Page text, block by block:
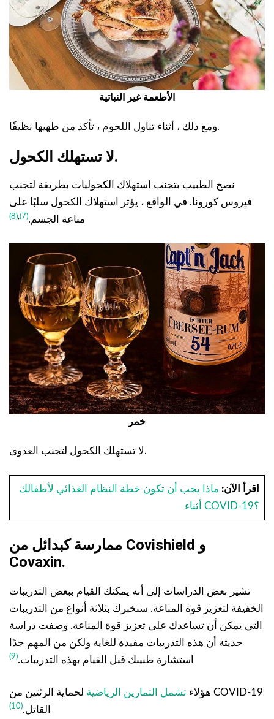
الأطعمة غير النباتية
ومع ذلك ، أثناء تناول اللحوم ، تأكد من طهيها نظيفًا.
لا تستهلك الكحول.
نصح الطبيب بتجنب استهلاك الكحوليات بطريقة لتجنب
فيروس كورونا. في الواقع ، يؤثر استهلاك الكحول سلبًا على
مناعة الجسم.(7)
,
(8)
خمر
لا تستهلك الكحول لتجنب العدوى.
اقرأ الآن: ماذا يجب أن تكون خطة النظام الغذائي لأطفالك
أثناء COVID-19؟
ممارسة كبدائل من Covishield و
Covaxin.
تشير بعض الدراسات إلى أنه يمكنك القيام ببعض التدريبات
الخفيفة لتعزيز قوة المناعة. سنخبرك بثلاثة أنواع من التدريبات
التي يمكن أن تساعدك على تعزيز قوة المناعة. وصفت دراسة
حديثة أن هذه التدريبات مفيدة للغاية ولكن من المهم جدًا
استشارة طبيبك قبل القيام بهذه التدريبات.(9)
هؤلاء تشمل التمارين الرياضية لحماية الرئتين من COVID-19
القاتل.(10)